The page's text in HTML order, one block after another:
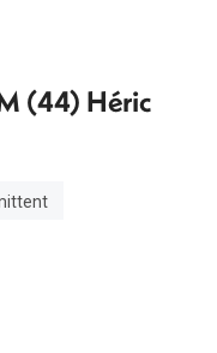
(44) Héric